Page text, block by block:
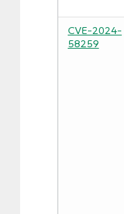
CVE-2024-
58259